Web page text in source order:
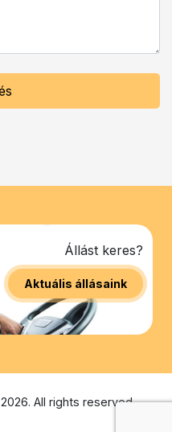
Állást keres?
Aktuális állásaink
All rights reserved.